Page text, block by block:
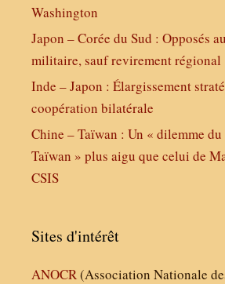
Washington
Japon – Corée du Sud : Opposés
militaire, sauf revirement régional
Inde – Japon : Élargissement
coopération bilatérale
Chine – Taïwan : Un « dilemme
Taïwan » plus aigu que celui de
CSIS
Sites d'intérêt
ANOCR(Association Nationale